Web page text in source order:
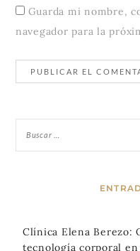
Guarda mi nombre,
navegador para la
Clínica Elena Berezo:
tecnología corporal